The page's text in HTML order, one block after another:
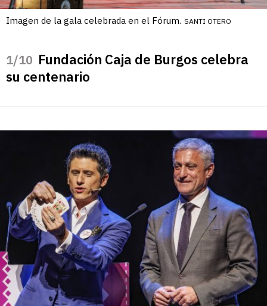
Imagen de la gala celebrada en el Fórum. SANTI OTERO
/10 Fundación Caja de Burgos celebra
su centenario